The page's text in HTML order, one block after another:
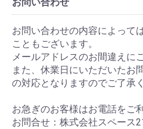
お問い合わせ
お問い合わせの内容によって
こともございます。
メールアドレスのお間違えに
また、休業日にいただいたお
の対応となりますのでご了承
お急ぎのお客様はお電話をご
お問合せ：株式会社スペース